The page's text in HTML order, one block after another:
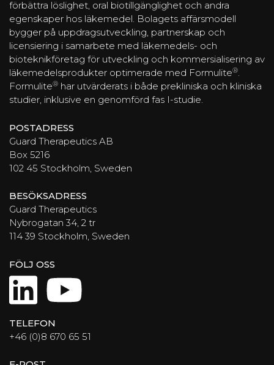
förbättra löslighet, oral biotillgänglighet och andra
egenskaper hos läkemedel. Bolagets affärsmodell
bygger på uppdragsutveckling, partnerskap och
licensiering i samarbete med läkemedels- och
bioteknikföretag för utveckling och kommersialisering av
läkemedelsprodukter optimerade med Formulite®.
Formulite® har utvärderats i både prekliniska och kliniska
studier, inklusive en genomförd fas I-studie.
POSTADRESS
Guard Therapeutics AB
Box 5216
102 45 Stockholm, Sweden
BESÖKSADRESS
Guard Therapeutics
Nybrogatan 34, 2 tr
114 39 Stockholm, Sweden
FÖLJ OSS
LinkedIn
YouTube
TELEFON
+46 (0)8 670 65 51